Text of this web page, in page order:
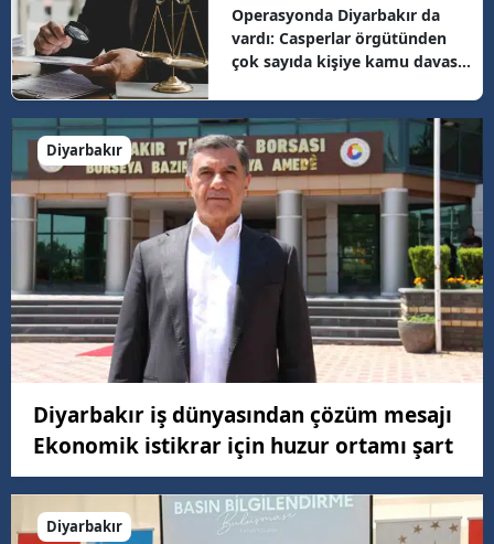
Operasyonda Diyarbakır da
vardı: Casperlar örgütünden
çok sayıda kişiye kamu davası
Diyarbakır
Diyarbakır iş dünyasından çözüm mesajı
Ekonomik istikrar için huzur ortamı şart
Diyarbakır